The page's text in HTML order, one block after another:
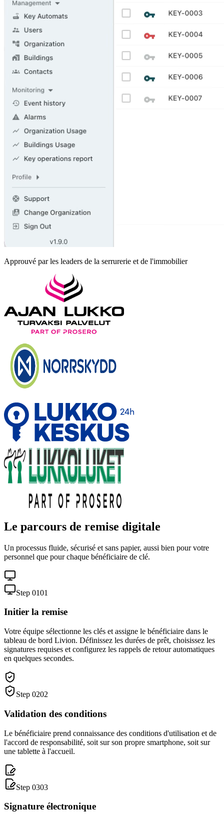
Approuvé par les leaders de la serrurerie et de l'immobilier
Le parcours de remise digitale
Un processus fluide, sécurisé et sans papier, aussi bien pour votre
personnel que pour chaque bénéficiaire de clé.
Step 0101
Initier la remise
Votre équipe sélectionne les clés et assigne le bénéficiaire dans le
tableau de bord Livion. Définissez les durées de prêt, choisissez les
signatures requises et configurez les rappels de retour automatiques
en quelques secondes.
Step 0202
Validation des conditions
Le bénéficiaire prend connaissance des conditions d'utilisation et de
l'accord de responsabilité, soit sur son propre smartphone, soit sur
une tablette à l'accueil.
Step 0303
Signature électronique